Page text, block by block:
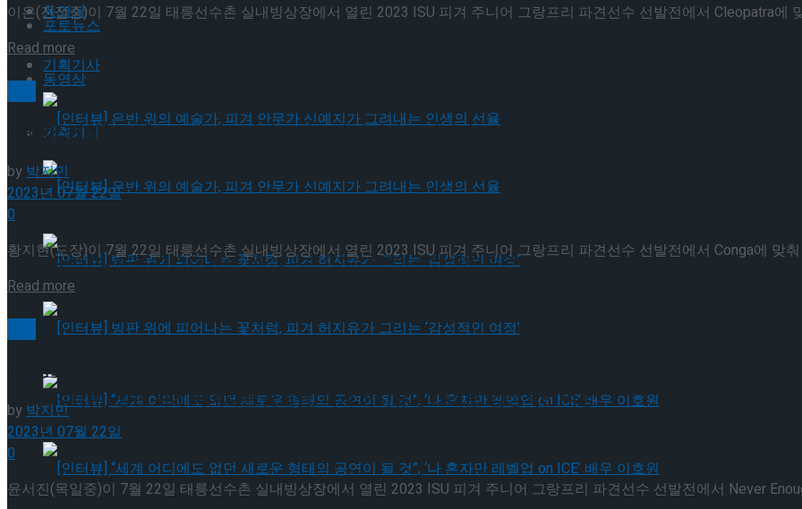
동영상
기획기사
[인터뷰] 은반 위의 예술가, 피겨 안무가 신예지가 그려내는 인생의 선율
[인터뷰] 빙판 위에 피어나는 꽃처럼, 피겨 허지유가 그리는 ‘감성적인 여정’
[인터뷰] “세계 어디에도 없던 새로운 형태의 공연이 될 것”, ‘나 혼자만 레벨업 on ICE’ 배우 이호원
포토뉴스
동영상
기획기사
[인터뷰] 은반 위의 예술가, 피겨 안무가 신예지가 그려내는 인생의 선율
[인터뷰] 빙판 위에 피어나는 꽃처럼, 피겨 허지유가 그리는 ‘감성적인 여정’
이은(진접중)이 7월 22일 태릉선수촌 실내빙상장에서 열린 2023 ISU 피겨 주니어 그랑프리 파견선수 선발전에서 Cleopatra에
Read more
[현장스케치] 2023 ISU 피겨 주니어 그랑프리 파견선수 선발전 – Welcome to Cuba, 황지현(도장중)
by박지민
2023년 07월 22일
0
황지현(도장)이 7월 22일 태릉선수촌 실내빙상장에서 열린 2023 ISU 피겨 주니어 그랑프리 파견선수 선발전에서 Conga에 맞춰
Read more
[현장스케치] 2023 ISU 피겨 주니어 그랑프리 파견선수 선발전 – 꿈을 향한 열망, 윤서진(목일중)
by박지민
2023년 07월 22일
0
윤서진(목일중)이 7월 22일 태릉선수촌 실내빙상장에서 열린 2023 ISU 피겨 주니어 그랑프리 파견선수 선발전에서 Never